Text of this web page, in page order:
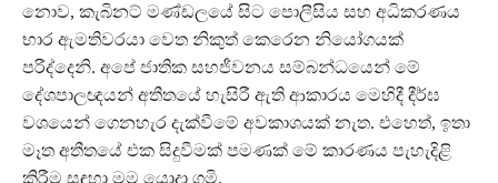
නොව, කැබිනට් මණ්ඩලයේ සිට පොලීසිය සහ අධිකරණය
භාර ඇමතිවරයා වෙත නිකුත් කෙරෙන නියෝගයක්
පරිද්දෙනි. අපේ ජාතික සහජීවනය සම්බන්ධයෙන් මේ
දේශපාලඥයන් අතීතයේ හැසිරී ඇති ආකාරය මෙහිදී දීර්ඝ
වශයෙන් ගෙනහැර දැක්වීමේ අවකාශයක් නැත. එහෙත්, ඉතා
මෑත අතීතයේ එක සිදුවීමක් පමණක් මේ කාරණය පැහැදිළි
කිරීම සඳහා මම යොදා ගමි.